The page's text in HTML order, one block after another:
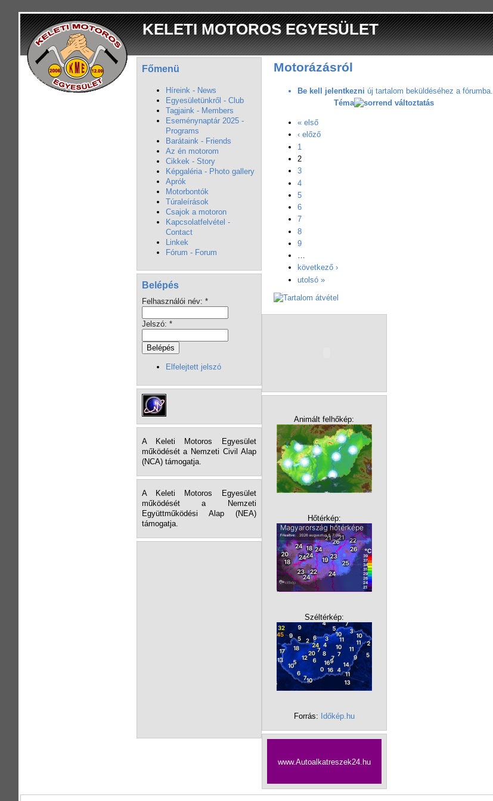
KELETI MOTOROS EGYESÜLET
Főmenü
Híreink - News
Egyesületünkről - Club
Tagjaink - Members
Eseménynaptár 2025 -
Programs
Barátaink - Friends
Az én motorom
Cikkek - Story
Képgaléria - Photo gallery
Aprók
Motorbontók
Túraleírások
Csajok a motoron
Kapcsolatfelvétel -
Contact
Linkek
Fórum - Forum
Belépés
Felhasználói név: *
Jelszó: *
Elfelejtett jelszó
A Keleti Motoros Egyesület
működését a Nemzeti Civil Alap
(NCA) támogatja.
A Keleti Motoros Egyesület
működését a Nemzeti
Együttműködési Alap (NEA)
támogatja.
Motorázásról
Be kell jelentkezni új tartalom beküldéséhez a fórumba.
Téma
« első
‹ előző
1
2
3
4
5
6
7
8
9
…
következő ›
utolsó »
Animált felhőkép:
Hőtérkép:
Széltérkép:
Forrás: Időkép.hu
www.Autoalkatreszek24.hu